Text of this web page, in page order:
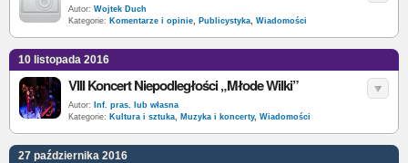
Autor: Wojtek Duch
Kategorie: Komentarze i opinie, Publicystyka, Wiadomości
10 listopada 2016
VIII Koncert Niepodległości „Młode Wilki”
Autor:
Inf. pras. lub własna
Kategorie: Kultura i sztuka, Muzyka i koncerty, Wiadomości
27 października 2016